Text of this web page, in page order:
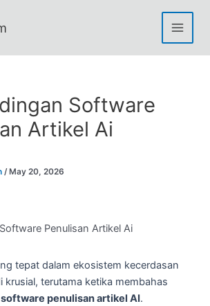
Software
Artikel Ai
/ May 20, 2026
Penulisan Artikel Ai
tepat dalam ekosistem kecerdasan
krusial, terutama ketika membahas
penulisan artikel AI.